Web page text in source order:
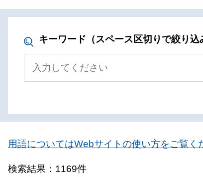
キーワード（スペース区切りで絞り込
用語についてはWebサイトの使い方をご覧く
検索結果：1169件